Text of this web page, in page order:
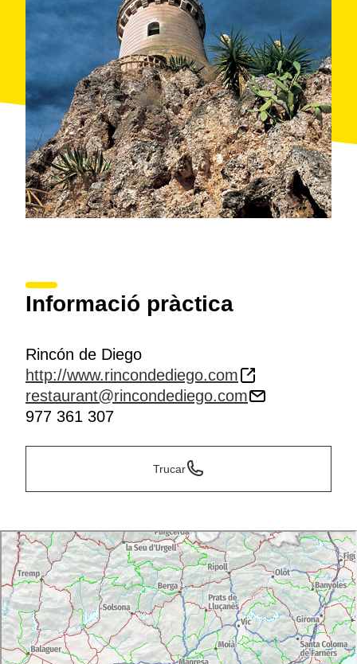
Informació pràctica
Rincón de Diego
http://www.rincondediego.com
restaurant@rincondediego.com
977 361 307
Trucar